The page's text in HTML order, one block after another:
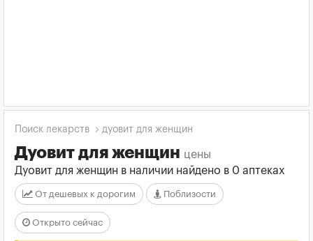
Поиск лекарств дуовит для женщин
Дуовит для женщин цены
Дуовит для женщин в наличии найдено в 0 аптеках
От дешевых к дорогим Поблизости
Открыто сейчас